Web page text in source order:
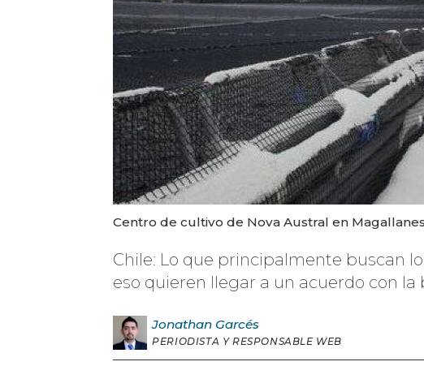
Centro de cultivo de Nova Austral en
Chile: Lo que principalmente buscan
eso quieren llegar a un acuerdo con
Jonathan Garcés
PERIODISTA Y RESPONSABLE WEB